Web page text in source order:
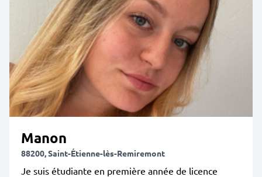
Manon
88200, Saint-Étienne-lès-Remiremont
Je suis étudiante en première année de licence